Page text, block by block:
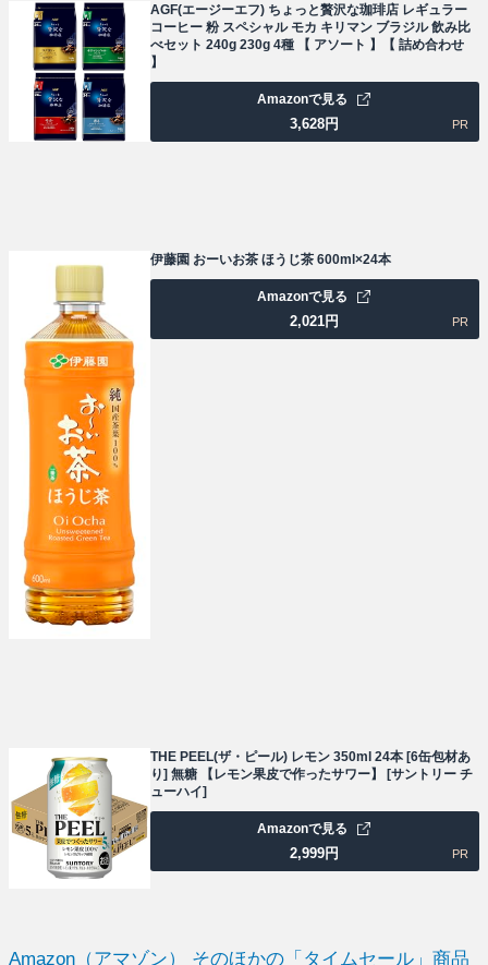
AGF(エージーエフ) ちょっと贅沢な珈琲店 レギュラー
コーヒー 粉 スペシャル モカ キリマン ブラジル 飲み比
べセット 240g 230g 4種 【 アソート 】【 詰め合わせ
】
3,628円
Amazonで見る
PR
伊藤園 おーいお茶 ほうじ茶 600ml×24本
2,021円
Amazonで見る
PR
THE PEEL(ザ・ピール) レモン 350ml 24本 [6缶包材あ
り] 無糖 【レモン果皮で作ったサワー】 [サントリー チ
ューハイ]
2,999円
Amazonで見る
PR
Amazon（アマゾン） そのほかの「タイムセール」商品